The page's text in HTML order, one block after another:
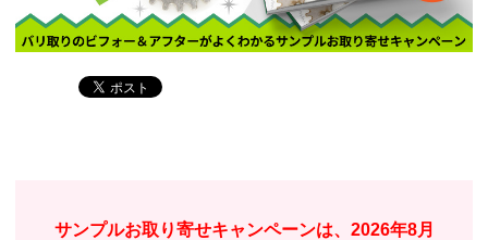
サンプルお取り寄せキャンペーンは、2026年8月